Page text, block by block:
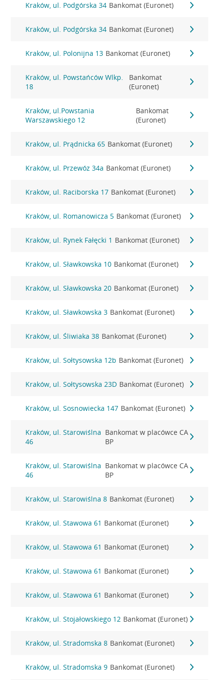
Kraków, ul. Podgórska 34 Bankomat (Euronet)
Kraków, ul. Podgórska 34 Bankomat (Euronet)
Kraków, ul. Polonijna 13 Bankomat (Euronet)
Kraków, ul. Powstańców Wlkp.
18
Bankomat
(Euronet)
Kraków, ul.Powstania
Warszawskiego 12
Bankomat
(Euronet)
Kraków, ul. Prądnicka 65 Bankomat (Euronet)
Kraków, ul. Przewóz 34a Bankomat (Euronet)
Kraków, ul. Raciborska 17 Bankomat (Euronet)
Kraków, ul. Romanowicza 5 Bankomat (Euronet)
Kraków, ul. Rynek Fałęcki 1 Bankomat (Euronet)
Kraków, ul. Sławkowska 10 Bankomat (Euronet)
Kraków, ul. Sławkowska 20 Bankomat (Euronet)
Kraków, ul. Sławkowska 3 Bankomat (Euronet)
Kraków, ul. Śliwiaka 38 Bankomat (Euronet)
Kraków, ul. Sołtysowska 12b Bankomat (Euronet)
Kraków, ul. Sołtysowska 23D Bankomat (Euronet)
Kraków, ul. Sosnowiecka 147 Bankomat (Euronet)
Kraków, ul. Starowiślna
46
Bankomat w placówce CA
BP
Kraków, ul. Starowiślna
46
Bankomat w placówce CA
BP
Kraków, ul. Starowiślna 8 Bankomat (Euronet)
Kraków, ul. Stawowa 61 Bankomat (Euronet)
Kraków, ul. Stawowa 61 Bankomat (Euronet)
Kraków, ul. Stawowa 61 Bankomat (Euronet)
Kraków, ul. Stawowa 61 Bankomat (Euronet)
Kraków, ul. Stojałowskiego 12 Bankomat (Euronet)
Kraków, ul. Stradomska 8 Bankomat (Euronet)
Kraków, ul. Stradomska 9 Bankomat (Euronet)